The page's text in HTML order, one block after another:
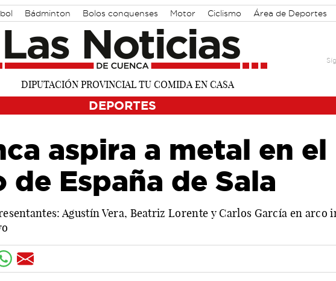
Bádminton Bolos conquenses Motor Ciclismo Área de Deportes
DEPORTES
aspira a metal en el
España de Sala
Agustín Vera, Beatriz Lorente y Carlos García en arco